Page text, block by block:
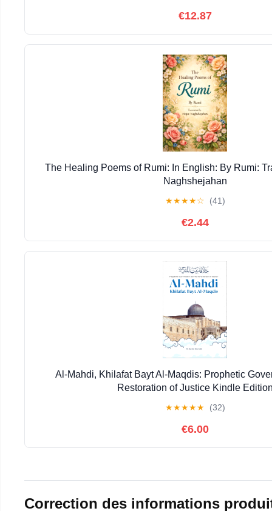
€12.87
The Healing Poems of Rumi: In English: By Rumi:
Naghshejahan
★★★★☆ (41)
€2.44
Al-Mahdi, Khilafat Bayt Al-Maqdis: Prophetic
Restoration of Justice Kindle
★★★★★ (32)
€6.00
Correction des informations